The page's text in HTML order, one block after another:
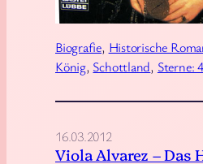
Biografie, Historische
König, Schottland, Sterne: 4
r
a
S
t
16.03.2012
Viola Alvarez – Das